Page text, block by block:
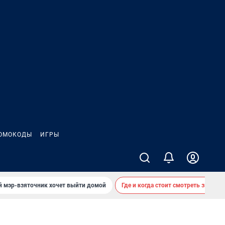
ИГРЫ
мэр-взяточник хочет выйти домой Где и когда стоит смотреть